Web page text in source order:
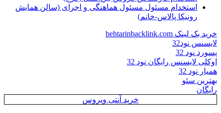
استخدام مسئول مسئول هماهنگی و اجرای (سالن همایش
رونیکا پالاس-خانم)
خرید بک لینک behtarinbacklink.com
لایسنس نود32
پسورد نود 32
اوکلی لایسنس رایگان نود 32
همیار نود 32
بهترین سئو
رایگان
خرید آنتی ویروس